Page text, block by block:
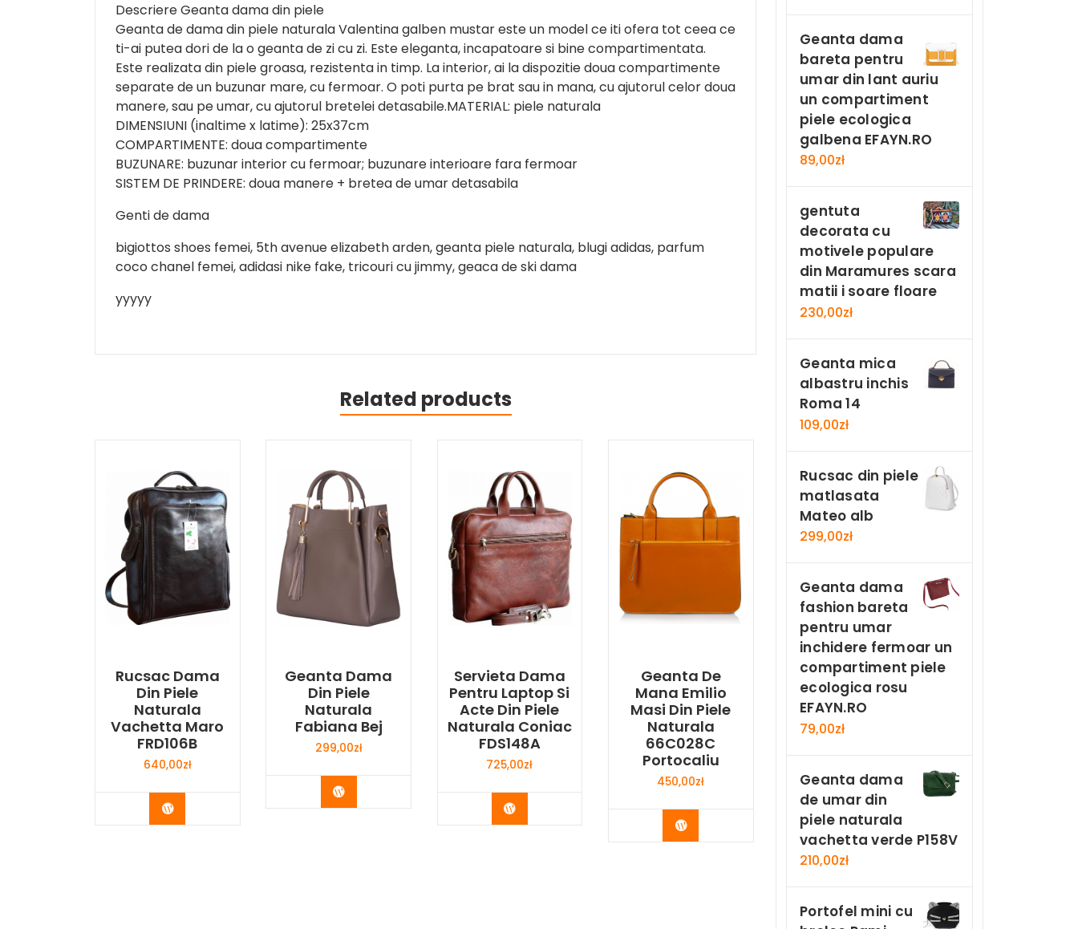
Descriere Geanta dama din piele
Geanta de dama din piele naturala Valentina galben mustar este un model ce iti ofera tot ceea ce
ti-ai putea dori de la o geanta de zi cu zi. Este eleganta, incapatoare si bine compartimentata.
Este realizata din piele groasa, rezistenta in timp. La interior, ai la dispozitie doua compartimente
separate de un buzunar mare, cu fermoar. O poti purta pe brat sau in mana, cu ajutorul celor doua
manere, sau pe umar, cu ajutorul bretelei detasabile.MATERIAL: piele naturala
DIMENSIUNI (inaltime x latime): 25x37cm
COMPARTIMENTE: doua compartimente
BUZUNARE: buzunar interior cu fermoar; buzunare interioare fara fermoar
SISTEM DE PRINDERE: doua manere + bretea de umar detasabila
Genti de dama
bigiottos shoes femei, 5th avenue elizabeth arden, geanta piele naturala, blugi adidas, parfum
coco chanel femei, adidasi nike fake, tricouri cu jimmy, geaca de ski dama
yyyyy
Related products
Rucsac Dama
Din Piele
Naturala
Vachetta Maro
FRD106B
640,00zł
Buy Now
Geanta Dama
Din Piele
Naturala
Fabiana Bej
299,00zł
Buy Now
Servieta Dama
Pentru Laptop Si
Acte Din Piele
Naturala Coniac
FDS148A
725,00zł
Buy Now
Geanta De
Mana Emilio
Masi Din Piele
Naturala
66C028C
Portocaliu
450,00zł
Buy Now
Geanta dama
bareta pentru
umar din lant auriu
un compartiment
piele ecologica
galbena EFAYN.RO
89,00zł
gentuta
decorata cu
motivele populare
din Maramures scara
matii i soare floare
230,00zł
Geanta mica
albastru inchis
Roma 14
109,00zł
Rucsac din piele
matlasata
Mateo alb
299,00zł
Geanta dama
fashion bareta
pentru umar
inchidere fermoar un
compartiment piele
ecologica rosu
EFAYN.RO
79,00zł
Geanta dama
de umar din
piele naturala
vachetta verde P158V
210,00zł
Portofel mini cu